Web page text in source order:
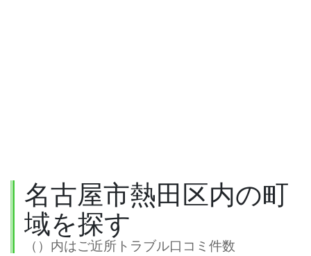
名古屋市熱田区内の町
域を探す
（）内はご近所トラブル口コミ件数